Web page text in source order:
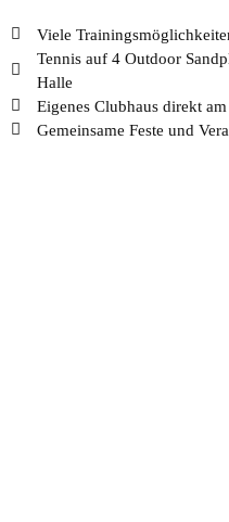
Viele
Tennis auf 4 Outdoor
Halle
Eigenes Clubhaus direkt
Gemeinsame Feste und